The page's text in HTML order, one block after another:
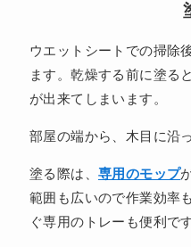
ウエットシートでの掃除
ます。乾燥する前に塗る
が出来てしまいます。
部屋の端から、木目に沿
塗る際は、 専用のモップ
範囲も広いので作業効率
ぐ専用のトレーも便利です